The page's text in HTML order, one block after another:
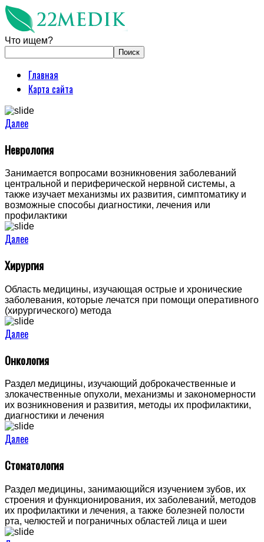
Что ищем?
Главная
Карта сайта
Далее
Неврология
Занимается вопросами возникновения заболеваний
центральной и периферической нервной системы, а
также изучает механизмы их развития, симптоматику и
возможные способы диагностики, лечения или
профилактики
Далее
Хирургия
Область медицины, изучающая острые и хронические
заболевания, которые лечатся при помощи оперативного
(хирургического) метода
Далее
Онкология
Раздел медицины, изучающий доброкачественные и
злокачественные опухоли, механизмы и закономерности
их возникновения и развития, методы их профилактики,
диагностики и лечения
Далее
Стоматология
Раздел медицины, занимающийся изучением зубов, их
строения и функционирования, их заболеваний, методов
их профилактики и лечения, а также болезней полости
рта, челюстей и пограничных областей лица и шеи